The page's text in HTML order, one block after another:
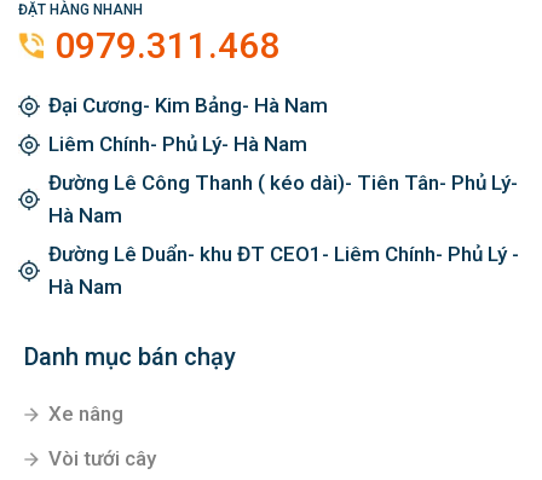
ĐẶT HÀNG NHANH
0979.311.468
Đại Cương- Kim Bảng- Hà Nam
Liêm Chính- Phủ Lý- Hà Nam
Đường Lê Công Thanh ( kéo dài)- Tiên Tân- Phủ Lý-
Hà Nam
Đường Lê Duẩn- khu ĐT CEO1- Liêm Chính- Phủ Lý -
Hà Nam
Danh mục bán chạy
Xe nâng
Vòi tưới cây